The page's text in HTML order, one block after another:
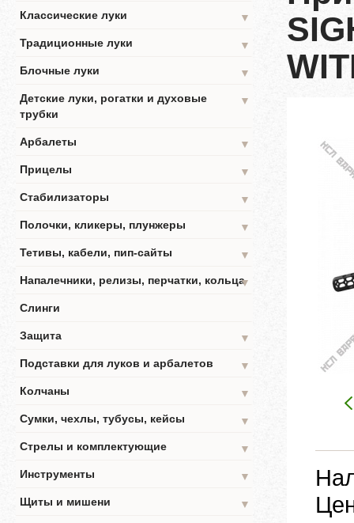
Классические луки
▼
Традиционные луки
▼
Блочные луки
▼
Детские луки, рогатки и духовые
трубки
▼
Арбалеты
▼
Прицелы
▼
Стабилизаторы
▼
Полочки, кликеры, плунжеры
▼
Тетивы, кабели, пип-сайты
▼
Напалечники, релизы, перчатки, кольца▼
Слинги
Защита
▼
Подставки для луков и арбалетов
▼
Колчаны
▼
Сумки, чехлы, тубусы, кейсы
▼
Стрелы и комплектующие
▼
Инструменты
▼
Щиты и мишени
▼